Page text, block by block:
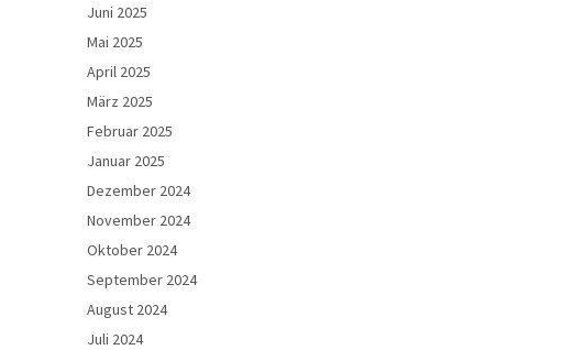
Juni 2025
Mai 2025
April 2025
März 2025
Februar 2025
Januar 2025
Dezember 2024
November 2024
Oktober 2024
September 2024
August 2024
Juli 2024